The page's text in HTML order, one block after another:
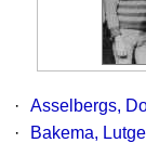
· Asselbergs,
·
Bakema,